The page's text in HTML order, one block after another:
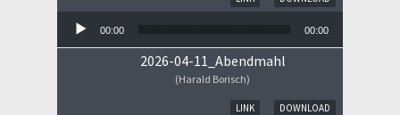
00:00 00:00
2026-04-11_Abendmahl
(Harald Borisch)
DOWNLOAD
LINK